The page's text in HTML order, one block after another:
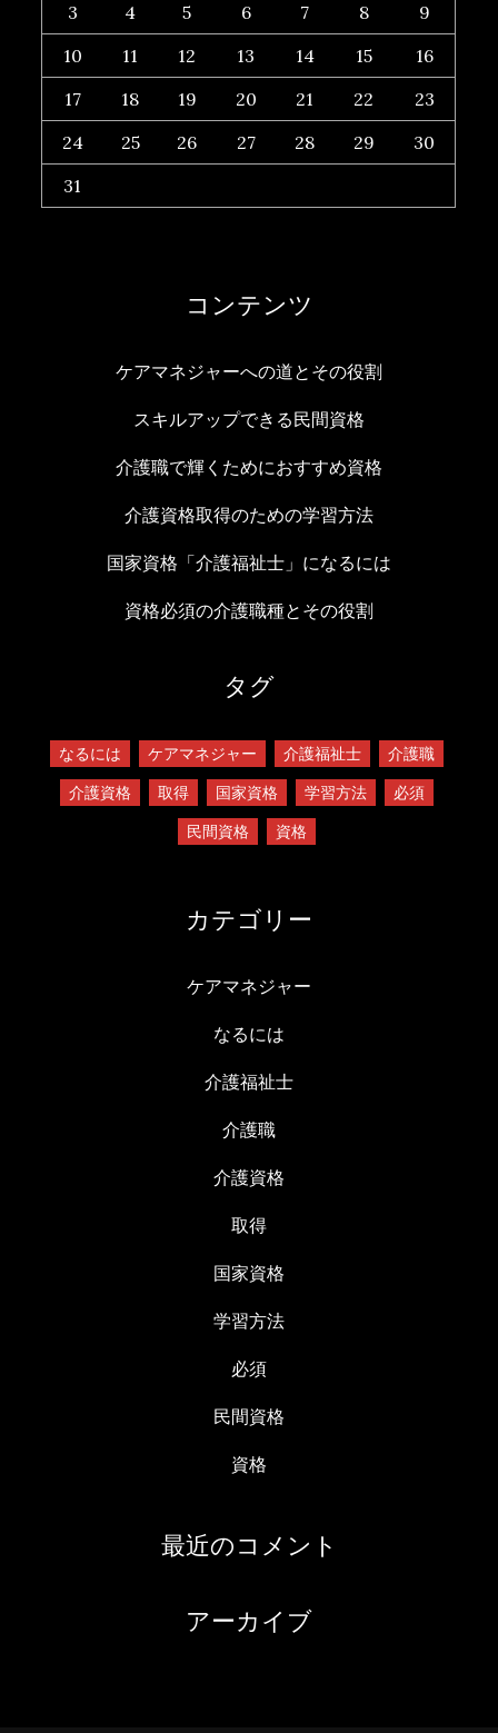
3
4 5 6 7 8
9
10
11 12 13 14 15
16
17
18 19 20 21 22
23
24
25 26 27 28 29
30
31
コンテンツ
ケアマネジャーへの道とその役割
スキルアップできる民間資格
介護職で輝くためにおすすめ資格
介護資格取得のための学習方法
国家資格「介護福祉士」になるには
資格必須の介護職種とその役割
タグ
なるには ケアマネジャー 介護福祉士
介護職
介護資格
取得 国家資格 学習方法
必須
民間資格
資格
カテゴリー
ケアマネジャー
なるには
介護福祉士
介護職
介護資格
取得
国家資格
学習方法
必須
民間資格
資格
最近のコメント
アーカイブ